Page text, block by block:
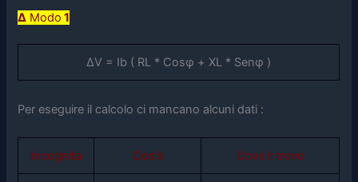
Δ Modo 1
ΔV = Ib ( RL * Cosφ + XL * Senφ )
Per eseguire il calcolo ci mancano alcuni dati :
Incognita Cos’è Dove li trovo